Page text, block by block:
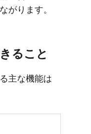
がります。
る​こと
主な​機能は​